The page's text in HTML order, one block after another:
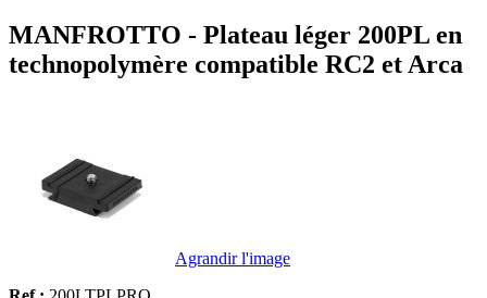
MANFROTTO - Plateau léger 200PL en
technopolymère compatible RC2 et Arca
Agrandir l'image